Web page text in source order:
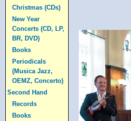
Christmas (CDs)
New Year
Concerts (CD, LP,
BR, DVD)
Books
Periodicals
(Musica Jazz,
OEMZ, Concerto)
Second Hand
Records
Books